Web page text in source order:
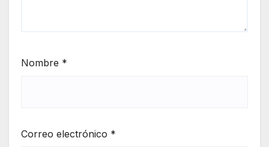
Nombre *
Correo electrónico *